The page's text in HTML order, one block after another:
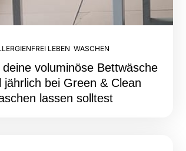
LEBEN ,WASCHEN
voluminöse Bettwäsche
jährlich bei Green & Clean
lassen solltest